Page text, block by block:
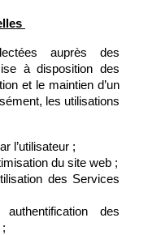
auprès des
à disposition des
et le maintien d’un
les utilisations
l’utilisateur ;
du site web ;
des Services
des